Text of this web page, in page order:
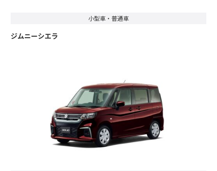
小型車・普通車
ジムニーシエラ